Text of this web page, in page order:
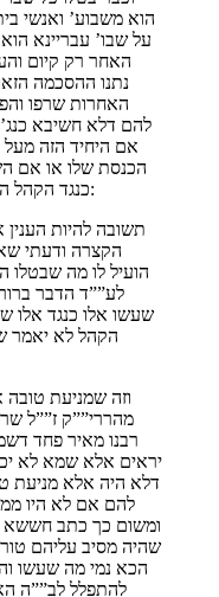
הוא משבוע’ ואנשי
על שבו’ עבריינא
האחר רק קיום
נתנו ההסכמה
האחרות שרפו
להם דלא חשיבא
אם היחיד הזה מעל
הכנסת שלו או אם
כנגד הקהל ההוא וכבר בטלו יורנו מורינו ושכמ””ה:
תשובה להיות
הקצרה ודעתי
הועיל לו מה שבטלו
לע””ד הדבר
שעשו אלו כנגד אלו
הקהל לא יאמר
וזה שמניעת
מהררי””ק ז””ל
רבנו מאיר פחד
יראים אלא שמא לא
דלא היה אלא מניעת
להם אם לא היו
ומשום כך כתב חששא
שהיה מסיב עליהם
הכא נמי מה שעשו
להתפלל לב””ה